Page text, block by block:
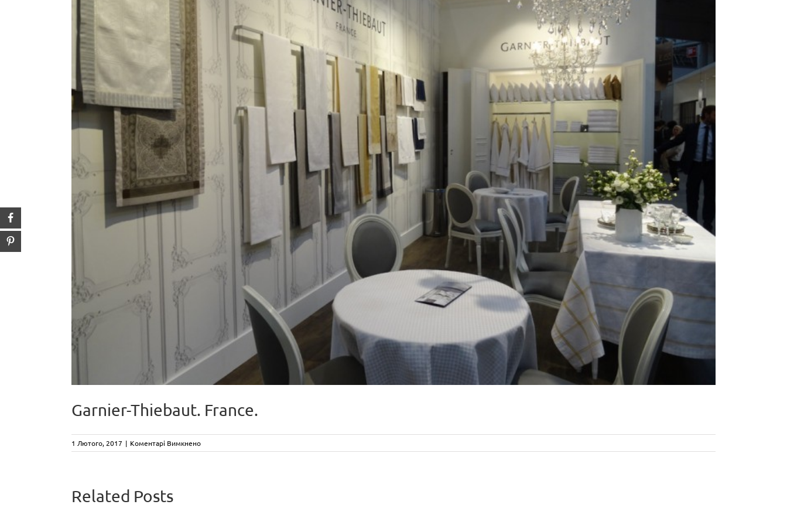
Garnier-Thiebaut. France.
1 Лютого, 2017 | Коментарі Вимкненодо
Garnier-
Related Posts